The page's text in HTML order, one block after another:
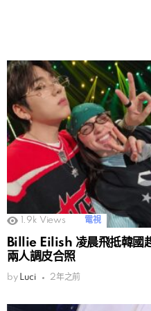
1.9k Views 電視
Billie Eilish 凌晨飛抵韓國
兩人調皮合照
by Luci 2年之前